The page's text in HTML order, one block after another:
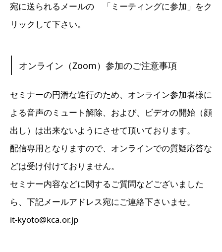
宛に送られるメールの 「ミーティングに参加」をク
リックして下さい。
オンライン（Zoom）参加のご注意事項
セミナーの円滑な進行のため、オンライン参加者様に
よる音声のミュート解除、および、ビデオの開始（顔
出し）は出来ないようにさせて頂いております。
配信専用となりますので、オンラインでの質疑応答な
どは受け付けておりません。
セミナー内容などに関するご質問などございました
ら、下記メールアドレス宛にご連絡下さいませ。
it-kyoto@kca.or.jp